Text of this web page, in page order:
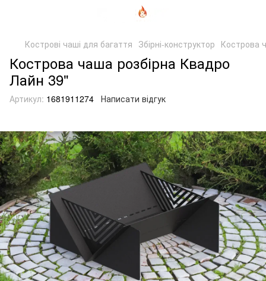
Кострові чаші для багаття Збірні-конструктор Кострова
Кострова чаша розбірна Квадро
Лайн 39"
Артикул: 1681911274 Написати відгук